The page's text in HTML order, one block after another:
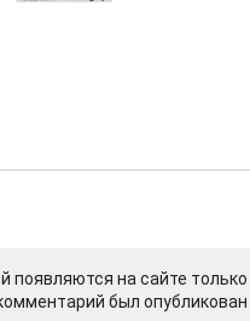
на сайте
был опубликован